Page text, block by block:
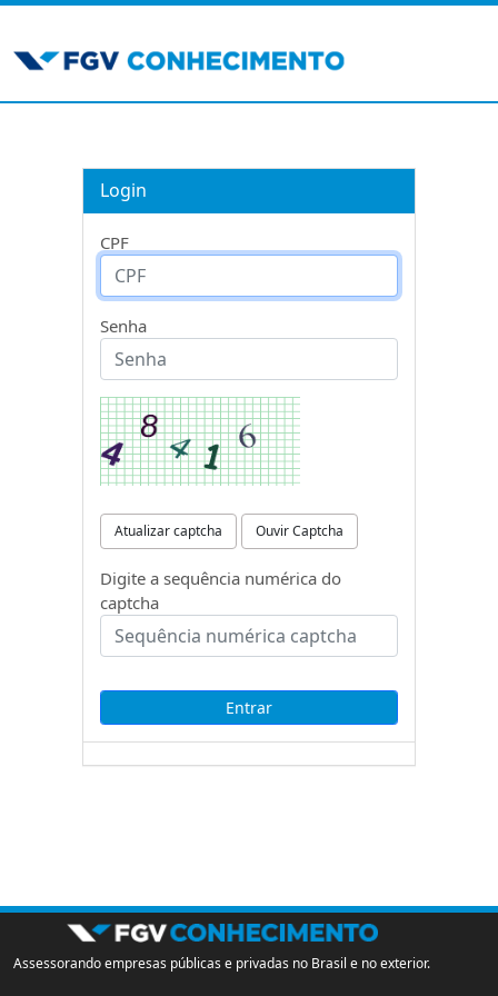
Login
CPF
Senha
Atualizar captcha Ouvir Captcha
Digite a sequência numérica do
captcha
Assessorando empresas públicas e privadas no Brasil e no exterior.